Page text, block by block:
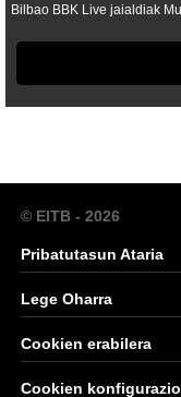
Bilbao BBK Live jaialdiak
© EITB - 2026
Pribatutasun Ataria
Lege Oharra
Cookien erabilera
Cookien